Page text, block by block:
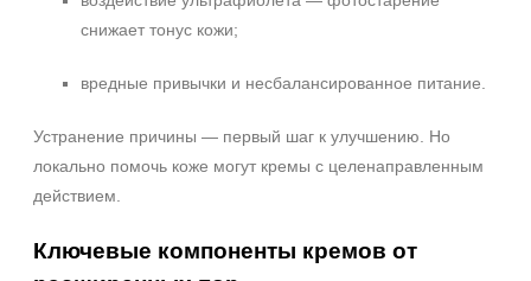
Ежедневный
Пилинг
снижает тонус кожи;
вредные привычки и несбалансированное питание.
Устранение причины — первый шаг к улучшению. Но
локально помочь коже могут кремы с целенаправленным
действием.
Ключевые компоненты кремов от